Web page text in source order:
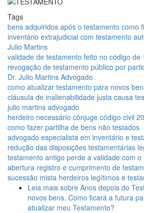
Tags
bens adquiridos após o testamento como
inventário extrajudicial com testamento
Julio Martins
validade de testamento feito no código de
revogação de testamento público por
Dr. Julio Martins Advogado
como atualizar testamento para novos
cláusula de inalienabilidade justa causa
julio martins advogado
herdeiro necessário cônjuge código civil
como fazer partilha de bens não testados
advogado especialista em inventário e
redução das disposições testamentárias
testamento antigo perde a validade com o
abertura registro e cumprimento de
sucessão mista herdeiros legítimos e
Leia mais sobre Anos depois do
novos bens. Como ficará a futura
atualizar meu Testamento?